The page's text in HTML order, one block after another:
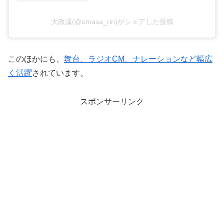
大政凜(@omasa_rin)がシェアした投稿
このほかにも、 舞台、ラジオCM、ナレーションなど幅広
く活躍されています。
スポンサーリンク